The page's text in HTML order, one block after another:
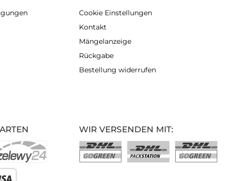
Cookie Einstellungen
Kontakt
Mängelanzeige
Rückgabe
Bestellung widerrufen
WIR VERSENDEN MIT: